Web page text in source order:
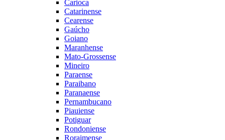
Carioca
Catarinense
Cearense
Gaúcho
Goiano
Maranhense
Mato-Grossense
Mineiro
Paraense
Paraibano
Paranaense
Pernambucano
Piauiense
Potiguar
Rondoniense
Roraimense